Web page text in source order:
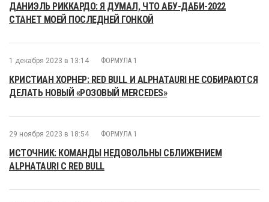
ДАНИЭЛЬ РИККАРДО: Я ДУМАЛ, ЧТО АБУ-ДАБИ-2022
СТАНЕТ МОЕЙ ПОСЛЕДНЕЙ ГОНКОЙ
1 декабря 2023 в 13:14 ФОРМУЛА 1
КРИСТИАН ХОРНЕР: RED BULL И ALPHATAURI НЕ СОБИРАЮТСЯ
ДЕЛАТЬ НОВЫЙ «РОЗОВЫЙ MERCEDES»
29 ноября 2023 в 18:54 ФОРМУЛА 1
ИСТОЧНИК: КОМАНДЫ НЕДОВОЛЬНЫ СБЛИЖЕНИЕМ
ALPHATAURI С RED BULL